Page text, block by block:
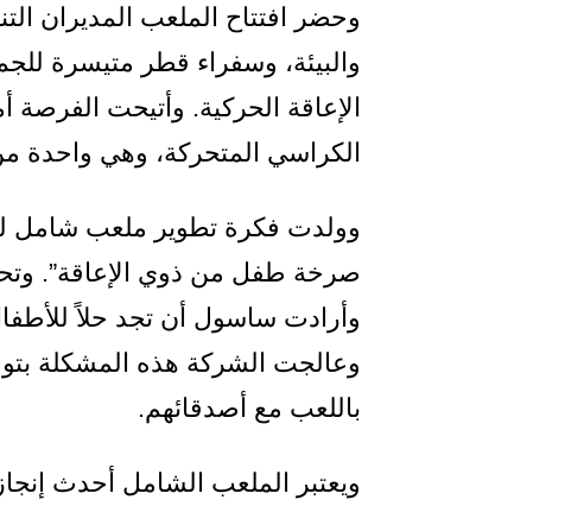
وحضر افتتاح الملعب المديران
والبيئة، وسفراء قطر متيسرة
الإعاقة الحركية. وأتيحت
الكراسي المتحركة، وهي واحدة
وولدت فكرة تطوير ملعب شامل
صرخة طفل من ذوي الإعاقة”.
وأرادت ساسول أن تجد حلاً
وعالجت الشركة هذه المشكلة
باللعب مع أصدقائهم.
ويعتبر الملعب الشامل أحدث